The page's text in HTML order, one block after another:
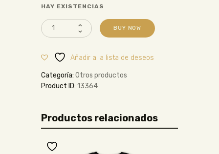
HAY EXISTENCIAS
BUY NOW
Añadir a la lista de deseos
Categoría: Otros productos
Product ID: 13364
Productos relacionados